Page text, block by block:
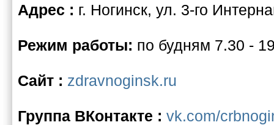
Адрес : г. Ногинск, ул. 3-го
Режим работы: по будням 7.30 -
Сайт : zdravnoginsk.ru
Группа ВКонтакте : vk.com/